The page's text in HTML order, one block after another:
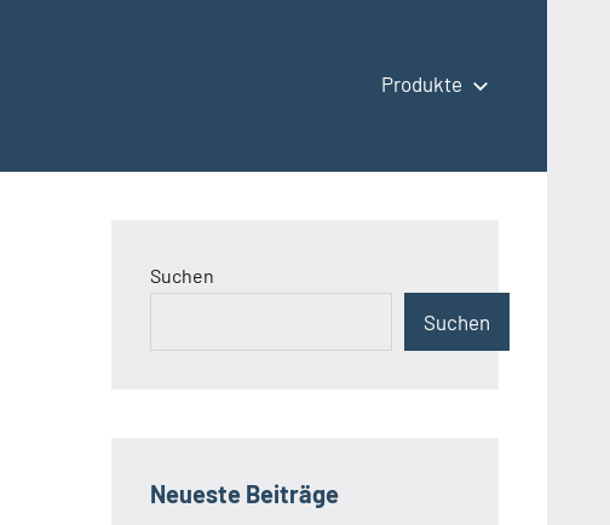
Produkte
Suchen
Suchen
Neueste Beiträge